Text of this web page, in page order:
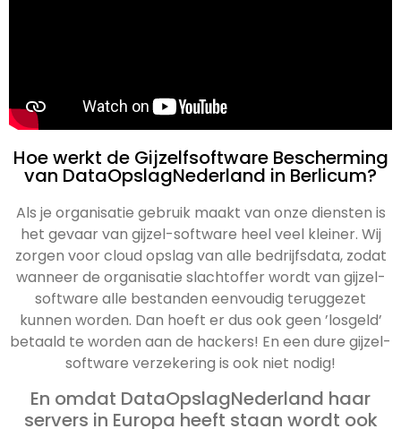
Hoe werkt de Gijzelfsoftware Bescherming
van DataOpslagNederland in Berlicum?
Als je organisatie gebruik maakt van onze diensten is
het gevaar van gijzel-software heel veel kleiner. Wij
zorgen voor cloud opslag van alle bedrijfsdata, zodat
wanneer de organisatie slachtoffer wordt van gijzel-
software alle bestanden eenvoudig teruggezet
kunnen worden. Dan hoeft er dus ook geen ’losgeld’
betaald te worden aan de hackers! En een dure gijzel-
software verzekering is ook niet nodig!
En omdat DataOpslagNederland haar
servers in Europa heeft staan wordt ook